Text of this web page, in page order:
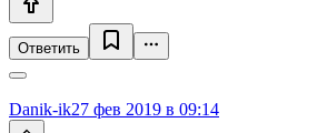
Ответить
Danik-ik27 фев 2019 в 09:14